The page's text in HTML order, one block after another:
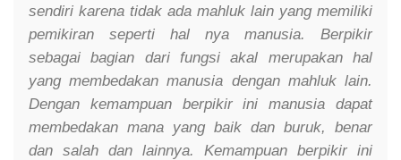
sendiri karena tidak ada mahluk lain yang memiliki
pemikiran seperti hal nya manusia. Berpikir
sebagai bagian dari fungsi akal merupakan hal
yang membedakan manusia dengan mahluk lain.
Dengan kemampuan berpikir ini manusia dapat
membedakan mana yang baik dan buruk, benar
dan salah dan lainnya. Kemampuan berpikir ini